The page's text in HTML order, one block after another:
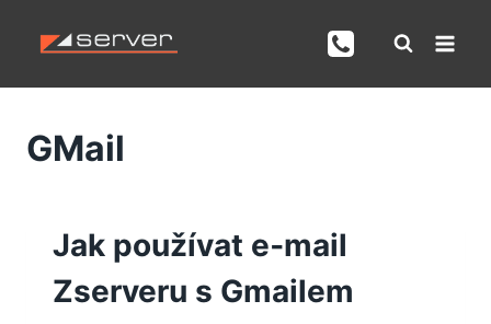
GMail
Jak používat e‑mail
Zserveru s Gmailem